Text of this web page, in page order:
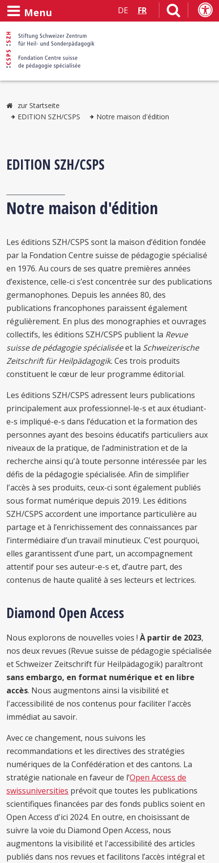
Menu DE FR
zur Startseite
EDITION SZH/CSPS
Notre maison d'édition
EDITION SZH/CSPS
Notre maison d'édition
Les éditions SZH/CSPS sont la maison d’édition fondée
par la Fondation Centre suisse de pédagogie spécialisé
en 1976. Au cours de ses quatre premières années
d’existence, celle-ci s’est concentrée sur des publications
germanophones. Depuis les années 80, des
publications francophones paraissent également
régulièrement. En plus des monographies et ouvrages
collectifs, les éditions SZH/CSPS publient la Revue
suisse de pédagogie spécialiséeet la Schweizerische
Zeitschrift für Heilpädagogik.Ces trois produits
constituent le cœur de leur programme éditorial.
Les éditions SZH/CSPS adressent leurs publications
principalement aux professionnel-le-s et aux étudiant-
e-s impliqué-e-s dans l’éducation et la formation des
personnes ayant des besoins éducatifs particuliers aux
niveaux de la pratique, de l’administration et de la
recherche ainsi qu'à toute personne intéressée par les
défis de la pédagogie spécialisée. Afin de simplifier
l'accès à ses produits, ceux-ci sont également publiés
sous format numérique depuis 2019. Les éditions
SZH/CSPS accordent une importance particulière au
partage et à l’enrichissement des connaissances par
l’intermédiaire d’un travail minutieux. C’est pourquoi,
elles garantissent d’une part, un accompagnement
attentif pour ses auteur-e-s et, d’autre part, des
contenus de haute qualité à ses lecteurs et lectrices.
Diamond Open Access
Nous explorons de nouvelles voies !À partir de 2023,
nos deux revues (Revue suisse de pédagogie spécialisée
et Schweizer Zeitschrift für Heilpädagogik) paraîtront
sans embargo, en format numérique et en libre
accès. Nous augmentons ainsi la visibilité et
l'accessibilité de nos contenus pour faciliter l'accès
immédiat au savoir.
Avec ce changement, nous suivons les
recommandations et les directives des stratégies
numériques de la Confédération et des cantons. La
stratégie nationale en faveur de l’Open Access de
swissuniversities prévoit que toutes les publications
scientifiques financées par des fonds publics soient en
Open Access d'ici 2024. En outre, en choisissant de
suivre la voie du Diamond Open Access, nous
augmentons la visibilité et l'accessibilité des articles
publiés dans nos revues et facilitons l’accès intégral et